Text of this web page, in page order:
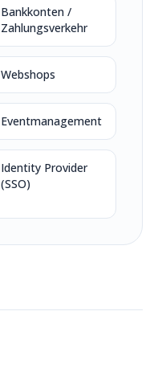
Bankkonten /
Zahlungsverkehr
Webshops
Eventmanagement
Identity Provider
(SSO)